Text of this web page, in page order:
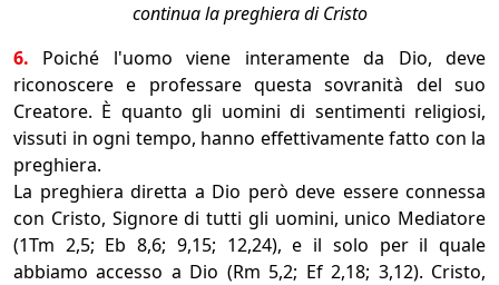
continua la preghiera di Cristo
6. Poiché l'uomo viene interamente da Dio, deve
riconoscere e professare questa sovranità del suo
Creatore. È quanto gli uomini di sentimenti religiosi,
vissuti in ogni tempo, hanno effettivamente fatto con la
preghiera.
La preghiera diretta a Dio però deve essere connessa
con Cristo, Signore di tutti gli uomini, unico Mediatore
(1Tm 2,5; Eb 8,6; 9,15; 12,24), e il solo per il quale
abbiamo accesso a Dio (Rm 5,2; Ef 2,18; 3,12). Cristo,